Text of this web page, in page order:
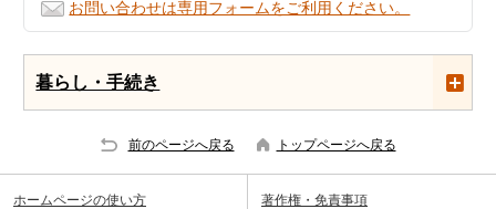
お問い合わせは専用フォームをご利用ください。
暮らし・手続き
前のページへ戻る トップページへ戻る
ホームページの使い方 著作権・免責事項